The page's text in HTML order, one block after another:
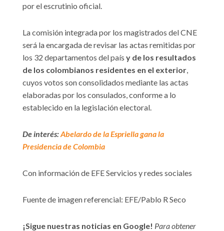
por el escrutinio oficial.
La comisión integrada por los magistrados del CNE
será la encargada de revisar las actas remitidas por
los 32 departamentos del país y de los resultados
de los colombianos residentes en el exterior
cuyos votos son consolidados mediante las actas
elaboradas por los consulados, conforme a lo
establecido en la legislación electoral.
De interés:Abelardo de la Espriella gana la
Presidencia de Colombia
Con información de EFE Servicios y redes sociales
Fuente de imagen referencial: EFE/Pablo R Seco
¡Sigue nuestras noticias en Google! Para obtener